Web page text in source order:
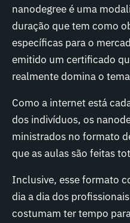
nanodegree é uma
duração que tem como
específicas para o
emitido um certificado
realmente domina o
Como a internet está
dos indivíduos, os
ministrados no formato
que as aulas são feitas
Inclusive, esse formato
dia a dia dos
costumam ter tempo